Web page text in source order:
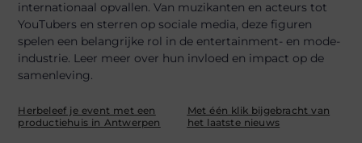
internationaal opvallen. Van muzikanten en acteurs tot
YouTubers en sterren op sociale media, deze figuren
spelen een belangrijke rol in de entertainment- en mode-
industrie. Leer meer over hun invloed en impact op de
samenleving.
Herbeleef je event met een
productiehuis in Antwerpen
Met één klik bijgebracht van
het laatste nieuws